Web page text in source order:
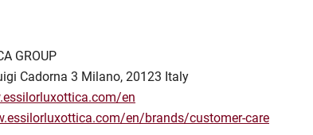
GROUP
Cadorna 3 Milano, 20123 Italy
en
en/brands/customer-care